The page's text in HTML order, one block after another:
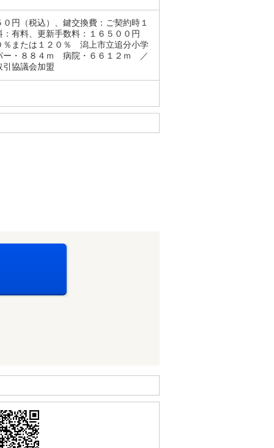
円（税込）、鍵交換費：ご契約時１
有料、更新手数料：１６５００円
または１２０％ 潟上市立追分小学
ー・８８４ｍ 病院・６６１２ｍ ／
協議会加盟